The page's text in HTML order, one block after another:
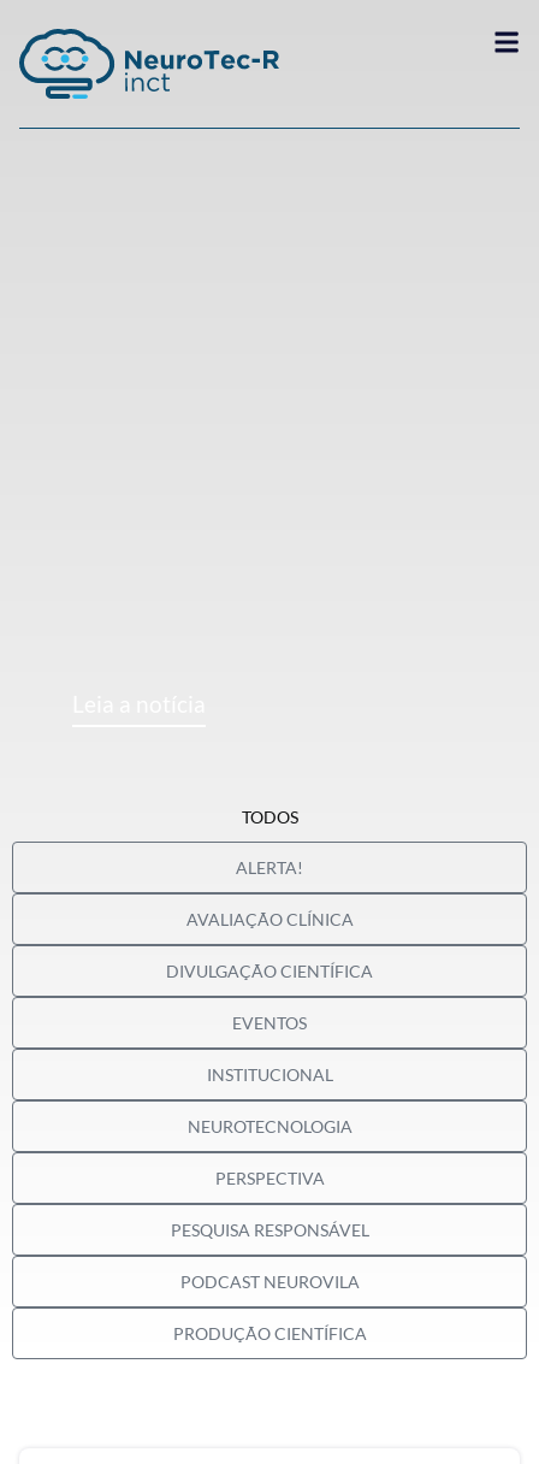
ALERTA!
AVALIAÇÃO CLÍNICA
DIVULGAÇÃO CIENTÍFICA
EVENTOS
INSTITUCIONAL
NEUROTECNOLOGIA
PERSPECTIVA
PESQUISA RESPONSÁVEL
PODCAST NEUROVILA
PRODUÇÃO CIENTÍFICA
TODOS